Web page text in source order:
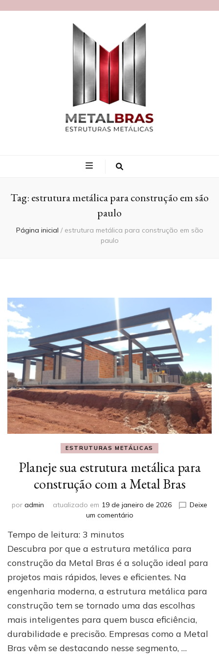
Tag: estrutura metálica para construção em são
paulo
Página inicial / estrutura metálica para construção em são
paulo
ESTRUTURAS METÁLICAS
Planeje sua estrutura metálica para
construção com a Metal Bras
por admin atualizado em 19 de janeiro de 2026
Deixe
um comentárioem
estrutura
para
construção
a
Metal
Bras
Tempo de leitura: 3 minutos
Descubra por que a estrutura metálica para
construção da Metal Bras é a solução ideal para
projetos mais rápidos, leves e eficientes. Na
engenharia moderna, a estrutura metálica para
construção tem se tornado uma das escolhas
mais inteligentes para quem busca eficiência,
durabilidade e precisão. Empresas como a Metal
Bras vêm se destacando nesse segmento, …